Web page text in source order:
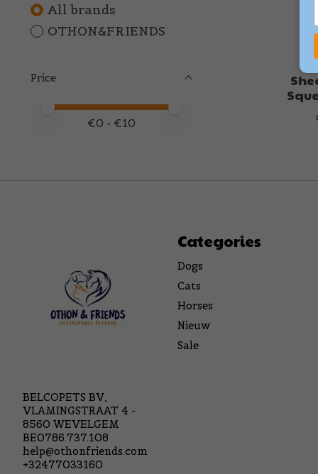
All brands
OTHON&FRIENDS
Price
Price minimum value
Price maximum value
€0 - €10
BELCOPETS BV,
VLAMINGSTRAAT 4 -
8560 WEVELGEM
BE0786.737.108
help@othonfriends.com
+32477033160
Categories
Dogs
Cats
Horses
Nieuw
Sale